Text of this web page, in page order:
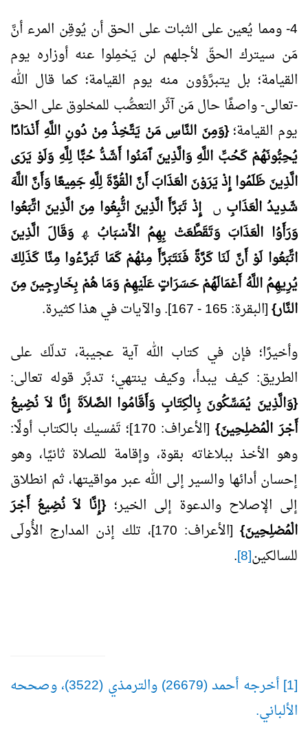
4- ومما يُعين على الثبات على الحق أن يُوقِن المرء أنَّ
مَن سيترك الحقّ لأجلهم لن يَحْمِلوا عنه أوزاره يوم
القيامة؛ بل يتبرَّؤون منه يوم القيامة؛ كما قال الله
-تعالى- واصفًا حال مَن آثَر التعصُّب للمخلوق على الحق
يوم القيامة؛{وَمِنَ النَّاسِ مَنْ يَتَّخِذُ مِنْ دُونِ اللَّهِ أَنْدَادًا
يُحِبُّونَهُمْ كَحُبِّ اللَّهِ وَالَّذِينَ آَمَنُوا أَشَدُّ حُبًّا لِلَّهِ وَلَوْ يَرَى
الَّذِينَ ظَلَمُوا إِذْ يَرَوْنَ الْعَذَابَ أَنَّ الْقُوَّةَ لِلَّهِ جَمِيعًا وَأَنَّ اللَّهَ
شَدِيدُ الْعَذَابِ ﮞ إِذْ تَبَرَّأَ الَّذِينَ اتُّبِعُوا مِنَ الَّذِينَ اتَّبَعُوا
وَرَأَوُا الْعَذَابَ وَتَقَطَّعَتْ بِهِمُ الْأَسْبَابُﮫوَقَالَ الَّذِينَ
اتَّبَعُوا لَوْ أَنَّ لَنَا كَرَّةً فَنَتَبَرَّأَ مِنْهُمْ كَمَا تَبَرَّءُوا مِنَّا كَذَلِكَ
يُرِيهِمُ اللَّهُ أَعْمَالَهُمْ حَسَرَاتٍ عَلَيْهِمْ وَمَا هُمْ بِخَارِجِينَ مِنَ
النَّار}[البقرة: 165 - 167]. والآيات في هذا كثيرة.
وأخيرًا؛ فإن في كتاب الله آية عجيبة، تدلّك على
الطريق: كيف يبدأ، وكيف ينتهي؛ تدبَّر قوله تعالى:
{وَالَّذِينَ يُمَسِّكُونَ بِالْكِتَابِ وَأَقَامُوا الصَّلاَةَ إِنَّا لاَ نُضِيعُ
أَجْرَ الْمُصْلِحِينَ}
[الأعراف: 170]؛ تَمْسيك بالكتاب أولًا:
وهو الأخذ ببلاغاته بقوة، وإقامة للصلاة ثانيًا، وهو
إحسان أدائها والسير إلى الله عبر مواقيتها، ثم انطلاق
إلى الإصلاح والدعوة إلى الخير؛{إِنَّا لاَ نُضِيعُ أَجْرَ
الْمُصْلِحِينَ}
[الأعراف: 170]، تلك إذن المدارج الأُولَى
للسالكين[8]
.
[1] أخرجه أحمد (26679) والترمذي (3522)، وصححه
الألباني.